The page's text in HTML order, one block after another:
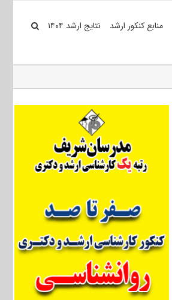
منابع کنکور ارشد نتایج ارشد ۱۴۰۴